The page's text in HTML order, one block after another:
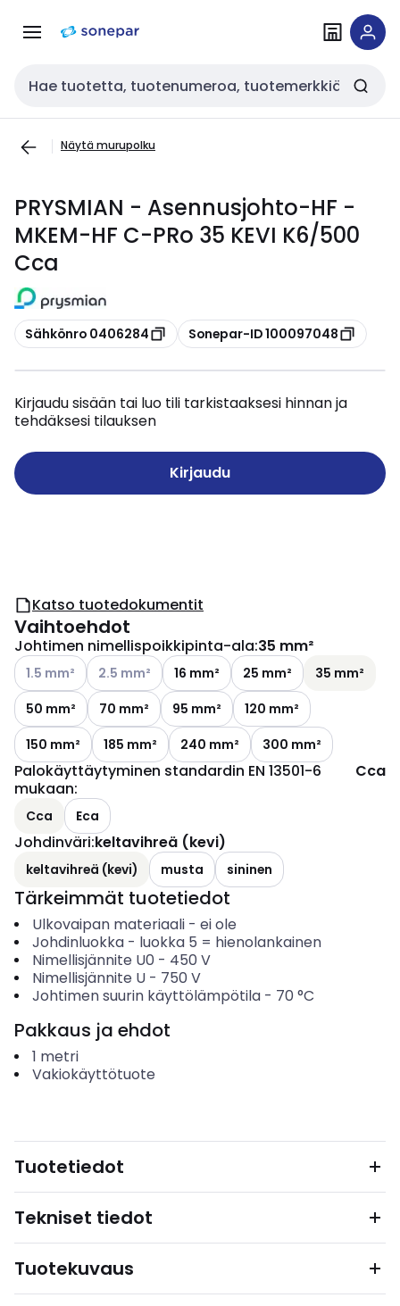
navigointiinsisältöön
Haku
Näytä murupolku
PRYSMIAN - Asennusjohto-HF -
MKEM-HF C-PRo 35 KEVI K6/500
Cca
Kopioi
Sähkönro 0406284 Kopioi
Sonepar-ID 100097048
Kirjaudu sisään tai luo tili tarkistaaksesi hinnan ja
tehdäksesi tilauksen
Kirjaudu
Katso tuotedokumentit
Vaihtoehdot
Johtimen nimellispoikkipinta-ala:35 mm²
Katso käytettävissä olevat vaihtoehdot
1.5 mm² Katso käytettävissä olevat vaihtoehdot
2.5 mm² 16 mm² 25 mm²
35 mm²
50 mm²
70 mm² 95 mm²
120 mm²
150 mm²
185 mm² 240 mm² 300 mm²
Palokäyttäytyminen standardin EN 13501-6
mukaan:
Cca
Cca Eca
Johdinväri:keltavihreä (kevi)
keltavihreä (kevi) musta sininen
Tärkeimmät tuotetiedot
Ulkovaipan materiaali- ei ole
Johdinluokka- luokka 5 = hienolankainen
Nimellisjännite U0 - 450 V
Nimellisjännite U- 750 V
Johtimen suurin käyttölämpötila- 70 °C
Pakkaus ja ehdot
1 metri
Vakiokäyttötuote
Tuotetiedot
Tekniset tiedot
Tuotekuvaus